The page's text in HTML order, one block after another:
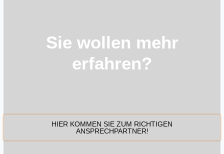
Sie wollen mehr
erfahren?
HIER KOMMEN SIE ZUM RICHTIGEN
ANSPRECHPARTNER!